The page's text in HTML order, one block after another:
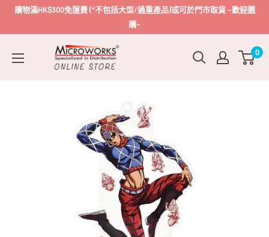
購物滿HK$300免運費 (*不包括大型/過重產品)或可於門市取貨 ~歡迎選
購~
Microworks
Online
0